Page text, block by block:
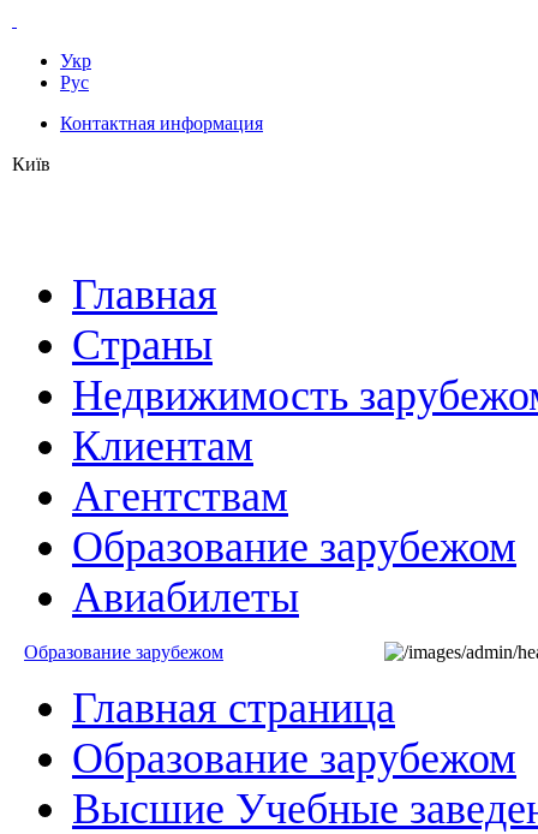
Укр
Рус
Контактная информация
Київ
Главная
Страны
Недвижимость
Клиентам
Агентствам
Образование зарубежом
Авиабилеты
Образование зарубежом
Главная страница
Образование зарубежом
Высшие Учебные